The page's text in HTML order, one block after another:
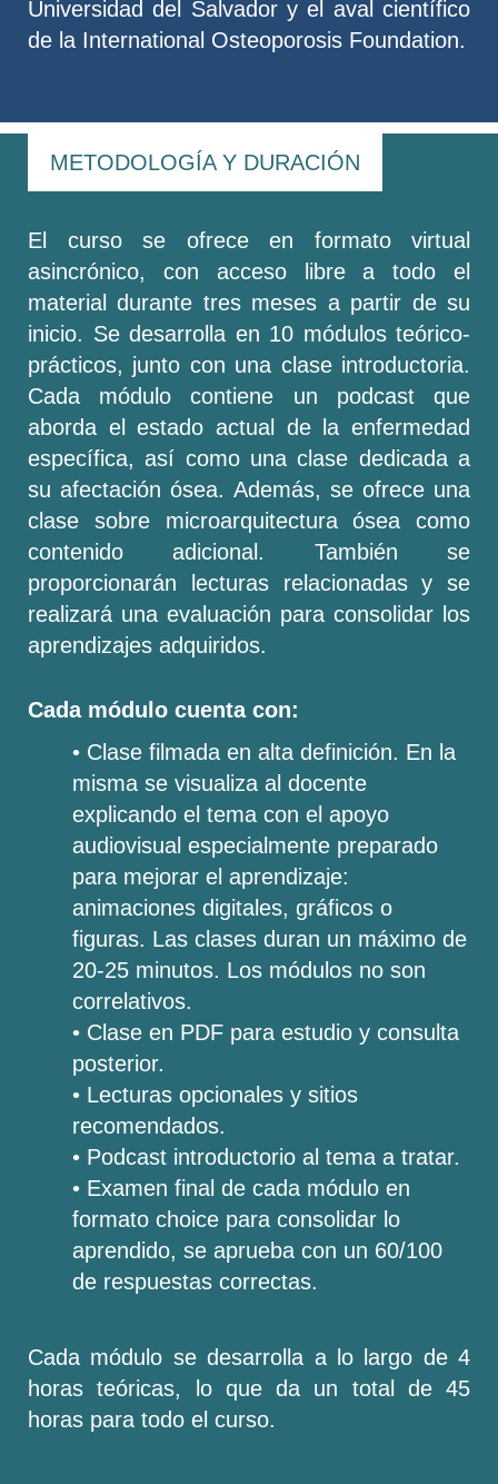
Universidad del Salvador y el aval científico
de la International Osteoporosis Foundation.
METODOLOGÍA Y DURACIÓN
El curso se ofrece en formato virtual
asincrónico, con acceso libre a todo el
material durante tres meses a partir de su
inicio. Se desarrolla en 10 módulos teórico-
prácticos, junto con una clase introductoria.
Cada módulo contiene un podcast que
aborda el estado actual de la enfermedad
específica, así como una clase dedicada a
su afectación ósea. Además, se ofrece una
clase sobre microarquitectura ósea como
contenido adicional. También se
proporcionarán lecturas relacionadas y se
realizará una evaluación para consolidar los
aprendizajes adquiridos.
Cada módulo cuenta con:
• Clase filmada en alta definición. En la
misma se visualiza al docente
explicando el tema con el apoyo
audiovisual especialmente preparado
para mejorar el aprendizaje:
animaciones digitales, gráficos o
figuras. Las clases duran un máximo de
20-25 minutos. Los módulos no son
correlativos.
• Clase en PDF para estudio y consulta
posterior.
• Lecturas opcionales y sitios
recomendados.
• Podcast introductorio al tema a tratar.
• Examen final de cada módulo en
formato choice para consolidar lo
aprendido, se aprueba con un 60/100
de respuestas correctas.
Cada módulo se desarrolla a lo largo de 4
horas teóricas, lo que da un total de 45
horas para todo el curso.